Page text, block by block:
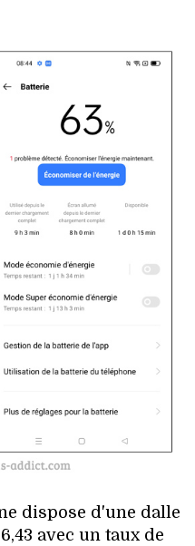
dispose d'une dalle
avec un taux de